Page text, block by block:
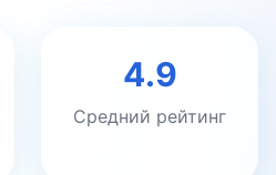
4.9
Средний рейтинг